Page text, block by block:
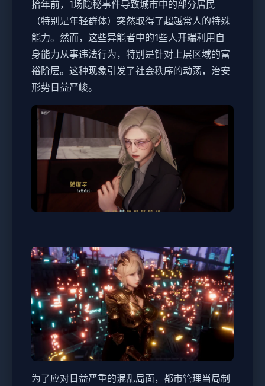
拾年前，1场隐秘事件导致城市中的部分居民
（特别是年轻群体）突然取得了超越常人的特殊
能力。然而，这些异能者中的1些人开端利用自
身能力从事违法行为，特别是针对上层区域的富
裕阶层。这种现象引发了社会秩序的动荡，治安
形势日益严峻。
为了应对日益严重的混乱局面，都市管理当局制